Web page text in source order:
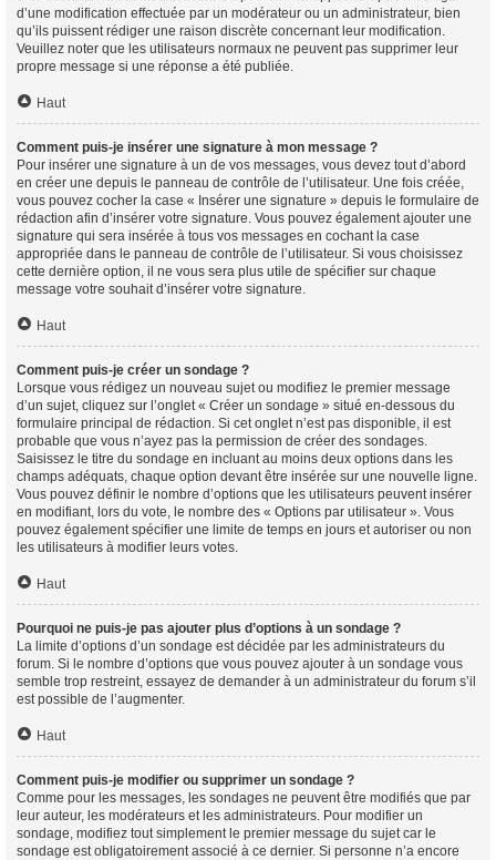
d’une modification effectuée par un modérateur ou un administrateur, bien
qu’ils puissent rédiger une raison discrète concernant leur modification.
Veuillez noter que les utilisateurs normaux ne peuvent pas supprimer leur
propre message si une réponse a été publiée.
Haut
Comment puis-je insérer une signature à mon message ?
Pour insérer une signature à un de vos messages, vous devez tout d’abord
en créer une depuis le panneau de contrôle de l’utilisateur. Une fois créée,
vous pouvez cocher la case « Insérer une signature » depuis le formulaire de
rédaction afin d’insérer votre signature. Vous pouvez également ajouter une
signature qui sera insérée à tous vos messages en cochant la case
appropriée dans le panneau de contrôle de l’utilisateur. Si vous choisissez
cette dernière option, il ne vous sera plus utile de spécifier sur chaque
message votre souhait d’insérer votre signature.
Haut
Comment puis-je créer un sondage ?
Lorsque vous rédigez un nouveau sujet ou modifiez le premier message
d’un sujet, cliquez sur l’onglet « Créer un sondage » situé en-dessous du
formulaire principal de rédaction. Si cet onglet n’est pas disponible, il est
probable que vous n’ayez pas la permission de créer des sondages.
Saisissez le titre du sondage en incluant au moins deux options dans les
champs adéquats, chaque option devant être insérée sur une nouvelle ligne.
Vous pouvez définir le nombre d’options que les utilisateurs peuvent insérer
en modifiant, lors du vote, le nombre des « Options par utilisateur ». Vous
pouvez également spécifier une limite de temps en jours et autoriser ou non
les utilisateurs à modifier leurs votes.
Haut
Pourquoi ne puis-je pas ajouter plus d’options à un sondage ?
La limite d’options d’un sondage est décidée par les administrateurs du
forum. Si le nombre d’options que vous pouvez ajouter à un sondage vous
semble trop restreint, essayez de demander à un administrateur du forum s’il
est possible de l’augmenter.
Haut
Comment puis-je modifier ou supprimer un sondage ?
Comme pour les messages, les sondages ne peuvent être modifiés que par
leur auteur, les modérateurs et les administrateurs. Pour modifier un
sondage, modifiez tout simplement le premier message du sujet car le
sondage est obligatoirement associé à ce dernier. Si personne n’a encore